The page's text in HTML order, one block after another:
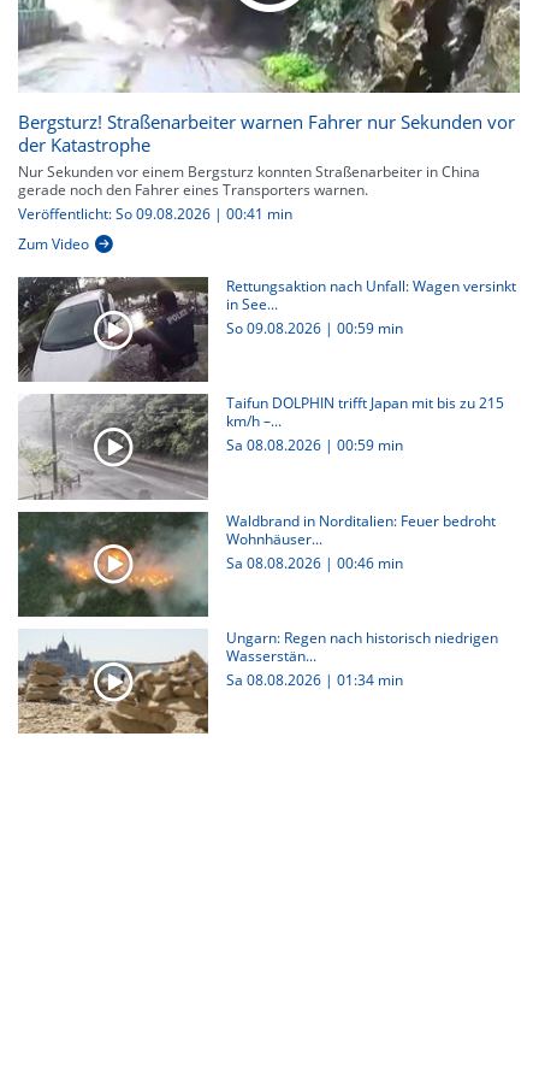
Bergsturz! Straßenarbeiter warnen Fahrer nur Sekunden vor
der Katastrophe
Nur Sekunden vor einem Bergsturz konnten Straßenarbeiter in China
gerade noch den Fahrer eines Transporters warnen.
Veröffentlicht: So 09.08.2026 | 00:41 min
Zum Video
Rettungsaktion nach Unfall: Wagen versinkt
in See...
So 09.08.2026 | 00:59 min
Taifun DOLPHIN trifft Japan mit bis zu 215
km/h –...
Sa 08.08.2026 | 00:59 min
Waldbrand in Norditalien: Feuer bedroht
Wohnhäuser...
Sa 08.08.2026 | 00:46 min
Ungarn: Regen nach historisch niedrigen
Wasserstän...
Sa 08.08.2026 | 01:34 min